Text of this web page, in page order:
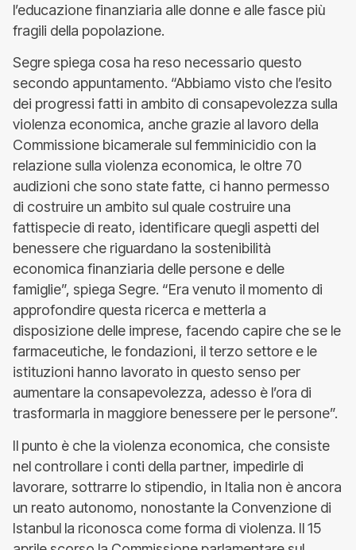
l’educazione finanziaria alle donne e alle fasce più
fragili della popolazione.
Segre spiega cosa ha reso necessario questo
secondo appuntamento. “Abbiamo visto che l’esito
dei progressi fatti in ambito di consapevolezza sulla
violenza economica, anche grazie al lavoro della
Commissione bicamerale sul femminicidio con la
relazione sulla violenza economica, le oltre 70
audizioni che sono state fatte, ci hanno permesso
di costruire un ambito sul quale costruire una
fattispecie di reato, identificare quegli aspetti del
benessere che riguardano la sostenibilità
economica finanziaria delle persone e delle
famiglie”, spiega Segre. “Era venuto il momento di
approfondire questa ricerca e metterla a
disposizione delle imprese, facendo capire che se le
farmaceutiche, le fondazioni, il terzo settore e le
istituzioni hanno lavorato in questo senso per
aumentare la consapevolezza, adesso è l’ora di
trasformarla in maggiore benessere per le persone”.
Il punto è che la violenza economica, che consiste
nel controllare i conti della partner, impedirle di
lavorare, sottrarre lo stipendio, in Italia non è ancora
un reato autonomo, nonostante la Convenzione di
Istanbul la riconosca come forma di violenza. Il 15